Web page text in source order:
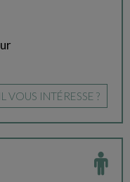
VOUS INTÉRESSE ?